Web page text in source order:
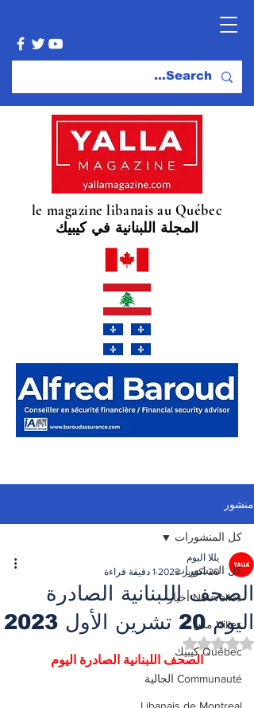
le magazine libanais au Québec
المجلة اللبنانية في كيبيك
منشور
كل المنشورات
Nouvelles أخبار
Villes مدن
Québec كيبيك
Communauté الجالية
كل المنشورات
الصحف اللبنانية الصادرة
اليوم 20 تشرين الأول 2023
يللا اليوم
20 أكتوبر 2023
1 دقيقة قراءة
تم التقييم بـ ليس رقمًا من أصل 5 نجوم.
الصحف اللبنانية الصادرة اليوم